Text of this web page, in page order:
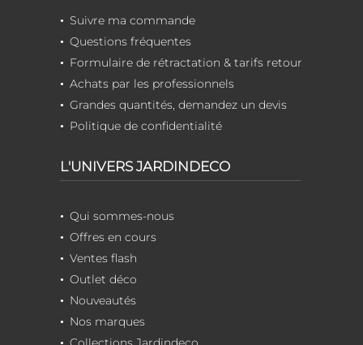
Suivre ma commande
Questions fréquentes
Formulaire de rétractation & tarifs retour
Achats par les professionnels
Grandes quantités, demandez un devis
Politique de confidentialité
L'UNIVERS JARDINDECO
Qui sommes-nous
Offres en cours
Ventes flash
Outlet déco
Nouveautés
Nos marques